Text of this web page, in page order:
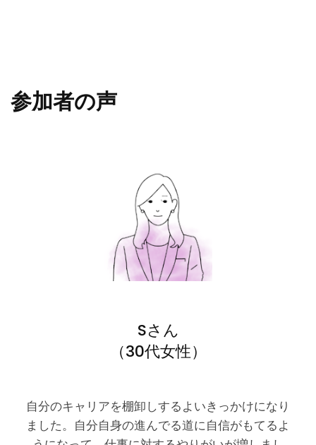
参加者の声
Sさん
（30代女性）
自分のキャリアを棚卸しするよいきっかけになり
ました。自分自身の進んでる道に自信がもてるよ